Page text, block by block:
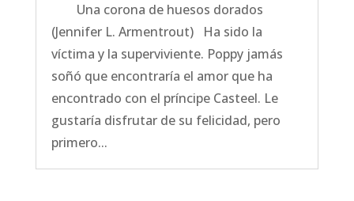
Una corona de huesos dorados
(Jennifer L. Armentrout) Ha sido la
víctima y la superviviente. Poppy jamás
soñó que encontraría el amor que ha
encontrado con el príncipe Casteel. Le
gustaría disfrutar de su felicidad, pero
primero...